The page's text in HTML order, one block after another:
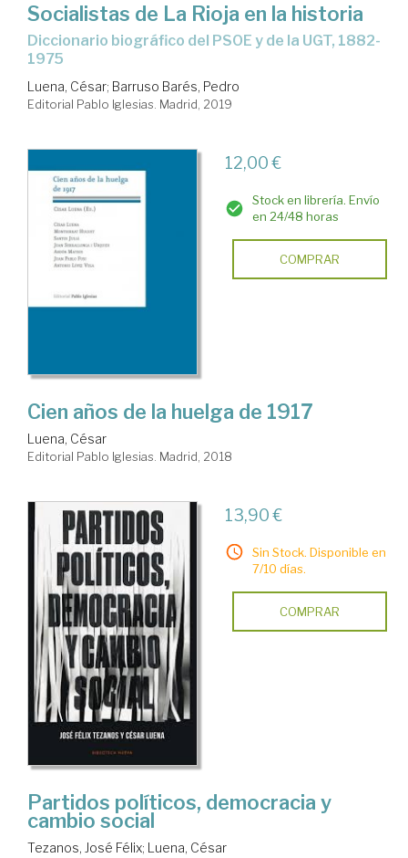
Socialistas de La Rioja en la historia
Diccionario biográfico del PSOE y de la UGT, 1882-
1975
Luena, César; Barruso Barés, Pedro
Editorial Pablo Iglesias. Madrid, 2019
12,00 €
Stock en librería. Envío
en 24/48 horas
COMPRAR
Cien años de la huelga de 1917
Luena, César
Editorial Pablo Iglesias. Madrid, 2018
13,90 €
Sin Stock. Disponible en
7/10 días.
COMPRAR
Partidos políticos, democracia y
cambio social
Tezanos, José Félix; Luena, César